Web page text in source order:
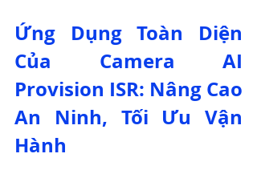
Ứng Dụng Toàn Diện
Của Camera AI
Provision ISR: Nâng Cao
An Ninh, Tối Ưu Vận
Hành